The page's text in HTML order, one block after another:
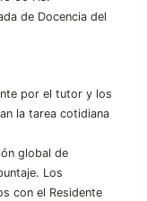
de Docencia del
por el tutor y los
la tarea cotidiana
global de
Los
con el Residente